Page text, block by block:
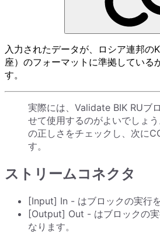
入力されたデータが、ロシア連邦の
座）のフォーマットに準拠している
す。
実際には、Validate BIK RUブ
せて使用するのがよいでしょ
の正しさをチェックし、次に
す。
ストリームコネクタ
[Input] In - はブロックの実行を
[Output] Out - はブロックの
なります。